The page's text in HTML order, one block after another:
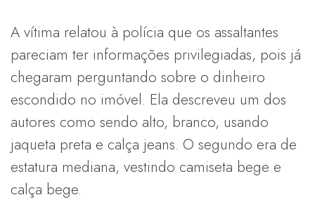
A vítima relatou à polícia que os assaltantes
pareciam ter informações privilegiadas, pois já
chegaram perguntando sobre o dinheiro
escondido no imóvel. Ela descreveu um dos
autores como sendo alto, branco, usando
jaqueta preta e calça jeans. O segundo era de
estatura mediana, vestindo camiseta bege e
calça bege.